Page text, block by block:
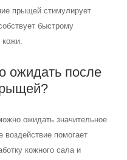
прыщей стимулирует
быстрому
кожи.
ожидать после
ожидать значительное
помогает
кожного сала и